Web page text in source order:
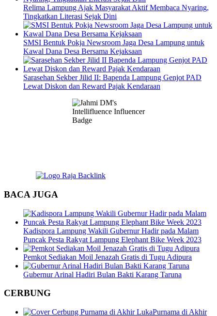
Relima Lampung Ajak Masyarakat Aktif Membaca Nyaring,
Tingkatkan Literasi Sejak Dini
SMSI Bentuk Pokja Newsroom Jaga Desa Lampung untuk
Kawal Dana Desa Bersama Kejaksaan
Sarasehan Sekber Jilid II: Bapenda Lampung Genjot PAD
Lewat Diskon dan Reward Pajak Kendaraan
BACA JUGA
Kadispora Lampung Wakili Gubernur Hadir pada Malam
Puncak Pesta Rakyat Lampung Elephant Bike Week 2023
Pemkot Sediakan Moil Jenazah Gratis di Tugu Adipura
Gubernur Arinal Hadiri Bulan Bakti Karang Taruna
CERBUNG
Purnama di Akhir